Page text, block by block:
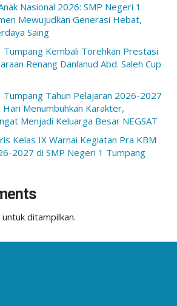
Nasional 2026: SMP Negeri 1
Mewujudkan Generasi Hebat,
Saing
Tumpang Kembali Torehkan Prestasi
Renang Danlanud Abd. Saleh Cup
Tumpang Tahun Pelajaran 2026-2027
Menumbuhkan Karakter,
Menjadi Keluarga Besar NEGSAT
Kelas IX Warnai Kegiatan Pra KBM
2027 di SMP Negeri 1 Tumpang
ditampilkan.